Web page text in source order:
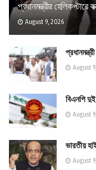
প্রধানমন্ত্রীর হেলিকপ্টারে
August 9, 2026
August
বিএনপি
August
ভারতীয়
August